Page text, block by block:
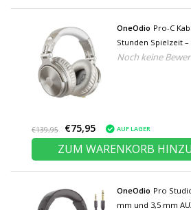
OneOdio Pro-C
Stunden Spielzeit
DJ-Kopfhörer –
Noch keine
€139,95 €75,95 AUF LAGER
ZUM WARENKORB
OneOdio Pro
mm und 3,5 mm